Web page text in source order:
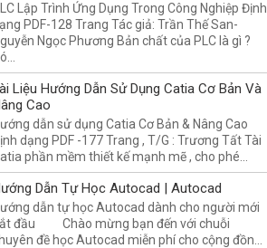
Lập Trình Ứng Dụng Trong Công Nghiệp Định
PDF-128 Trang Tác giả: Trần Thế San-
Ngọc Phương Bản chất của PLC là gì ?
Liệu Hướng Dẫn Sử Dụng Catia Cơ Bản Và
Cao
dẫn sử dụng Catia Cơ Bản & Nâng Cao
dạng PDF -177 Trang , T/G : Trương Tất Tài
phần mềm thiết kế mạnh mẽ , cho phé...
Dẫn Tự Học Autocad | Autocad
dẫn tự học Autocad dành cho người mới
đầu Chào mừng bạn đến với chuỗi
đề học Autocad miễn phí cho cộng đồn...